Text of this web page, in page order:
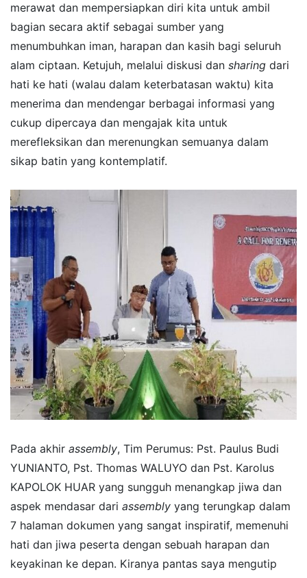
merawat dan mempersiapkan diri kita untuk ambil
bagian secara aktif sebagai sumber yang
menumbuhkan iman, harapan dan kasih bagi seluruh
alam ciptaan. Ketujuh, melalui diskusi dan sharing dari
hati ke hati (walau dalam keterbatasan waktu) kita
menerima dan mendengar berbagai informasi yang
cukup dipercaya dan mengajak kita untuk
merefleksikan dan merenungkan semuanya dalam
sikap batin yang kontemplatif.
Pada akhir assembly, Tim Perumus: Pst. Paulus Budi
YUNIANTO, Pst. Thomas WALUYO dan Pst. Karolus
KAPOLOK HUAR yang sungguh menangkap jiwa dan
aspek mendasar dari assembly yang terungkap dalam
7 halaman dokumen yang sangat inspiratif, memenuhi
hati dan jiwa peserta dengan sebuah harapan dan
keyakinan ke depan. Kiranya pantas saya mengutip